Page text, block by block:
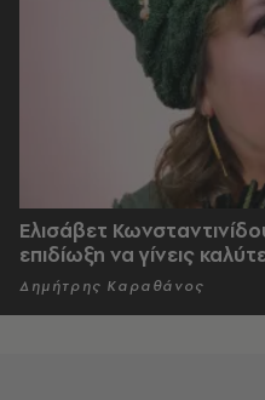
Ελισάβετ
επιδίωξη να γίνεις
Δημήτρης Καραθάνος